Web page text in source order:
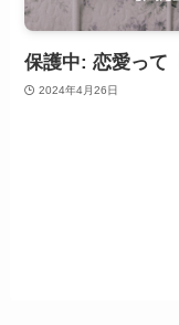
保護中: 恋愛って
2024年4月26日